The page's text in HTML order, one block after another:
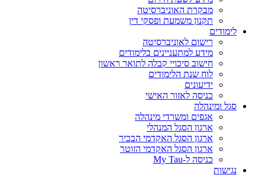
מבקרת האוניברסיטה
תקנון משמעת ופסקי דין
לימודים
רישום לאוניברסיטה
מידע למתעניינים בלימודים
חישוב סיכויי קבלה לתואר ראשון
לוח שנת הלימודים
ידיעונים
כניסה לאזור האישי
סגל ומינהלה
אגפים ומשרדי מינהלה
ארגון הסגל המנהלי
ארגון הסגל האקדמי הבכיר
ארגון הסגל האקדמי הזוטר
כניסה ל-My Tau
נגישות